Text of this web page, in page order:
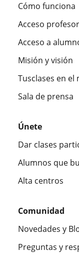
Cómo funciona
Acceso
Acceso a
Misión y visión
Tusclases en el
Sala de prensa
Únete
Dar clases
Alumnos que
Alta centros
Comunidad
Novedades y
Preguntas y